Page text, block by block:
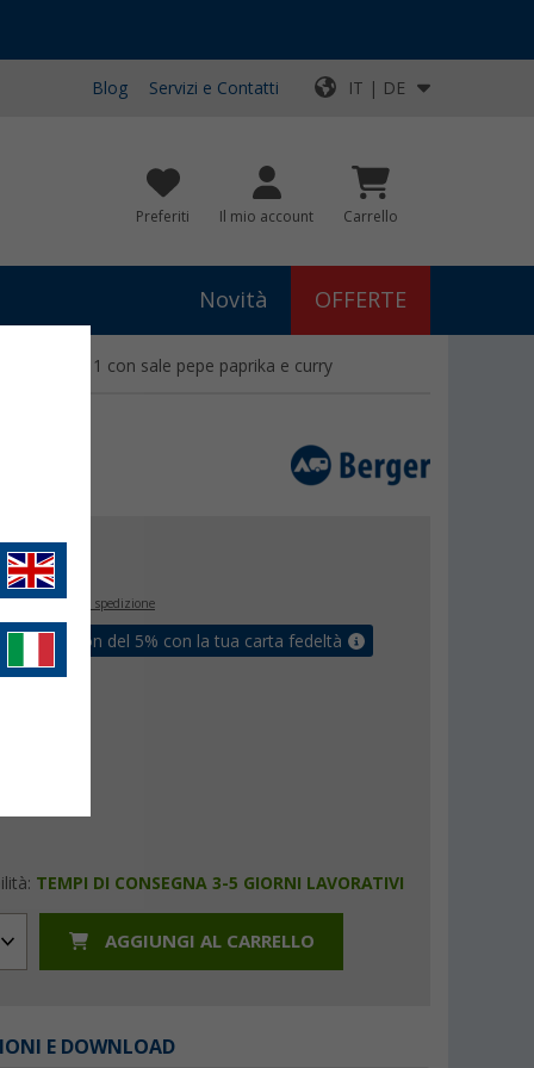
Blog Servizi e Contatti IT | DE
Preferiti Il mio account Carrello
Novità OFFERTE
Mini 4 in 1 con sale pepe paprika e curry
€
+ Spese di spedizione
un coupon del 5% con la tua carta fedeltà
TEMPI DI CONSEGNA 3-5 GIORNI LAVORATIVI
AGGIUNGI AL CARRELLO
E DOWNLOAD